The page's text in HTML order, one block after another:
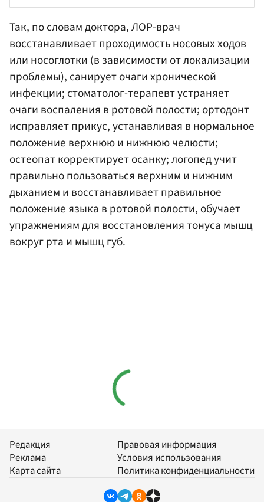
Так, по словам доктора, ЛОР-врач
восстанавливает проходимость носовых ходов
или носоглотки (в зависимости от локализации
проблемы), санирует очаги хронической
инфекции; стоматолог-терапевт устраняет
очаги воспаления в ротовой полости; ортодонт
исправляет прикус, устанавливая в нормальное
положение верхнюю и нижнюю челюсти;
остеопат корректирует осанку; логопед учит
правильно пользоваться верхним и нижним
дыханием и восстанавливает правильное
положение языка в ротовой полости, обучает
упражнениям для восстановления тонуса мышц
вокруг рта и мышц губ.
Редакция
Реклама
Карта сайта
Правовая информация
Условия использования
Политика конфиденциальности